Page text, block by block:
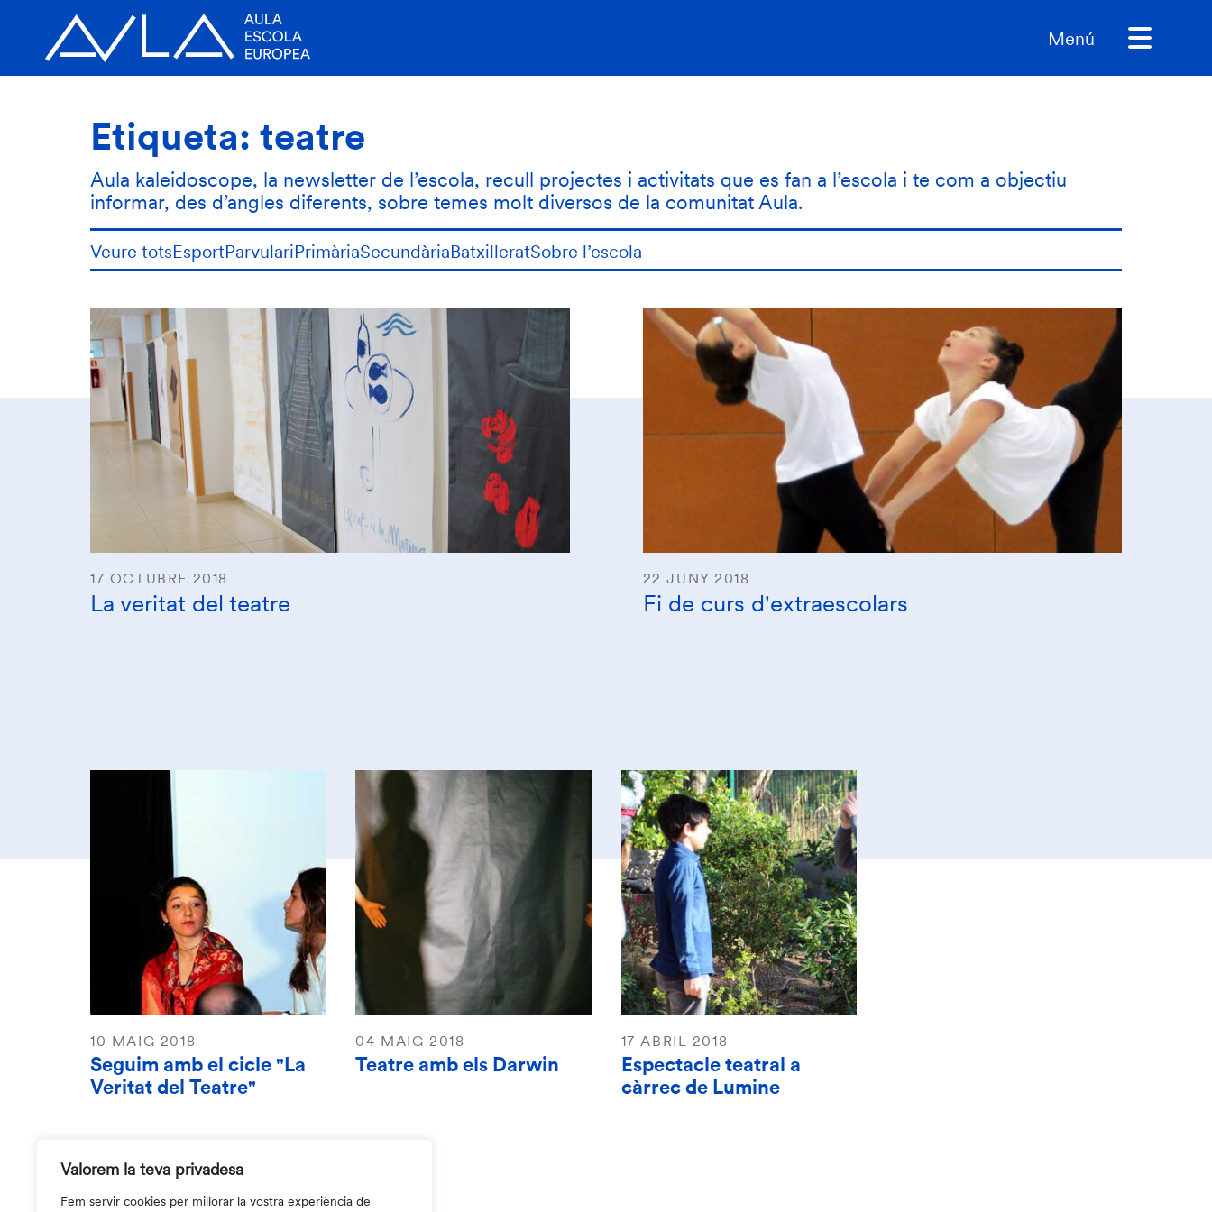
Valorem la teva privadesa
Fem servir cookies per millorar la vostra experiència de
Menú
Etiqueta: teatre
Aula kaleidoscope, la newsletter de l’escola, recull projectes i activitats que es fan a l’escola i te com a objectiu
informar, des d’angles diferents, sobre temes molt diversos de la comunitat Aula.
Veure totsEsportParvulariPrimàriaSecundàriaBatxilleratSobre l’escola
17 OCTUBRE 2018
La veritat del teatre
22 JUNY 2018
Fi de curs d'extraescolars
10 MAIG 2018
Seguim amb el cicle "La
Veritat del Teatre"
04 MAIG 2018
Teatre amb els Darwin
17 ABRIL 2018
Espectacle teatral a
càrrec de Lumine